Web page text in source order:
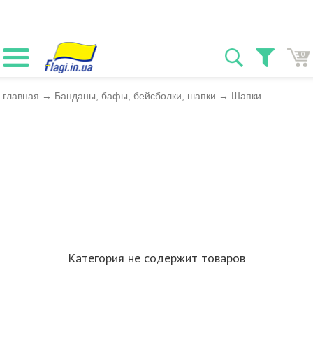
0
главная → Банданы, бафы, бейсболки, шапки → Шапки
Категория не содержит товаров